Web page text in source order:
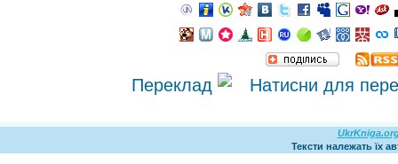
Переклад
Тексти належать їх